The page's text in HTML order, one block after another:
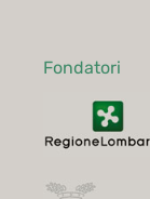
Fondatori